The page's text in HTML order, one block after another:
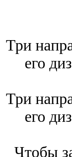
Три
его
Три
его
Чтобы